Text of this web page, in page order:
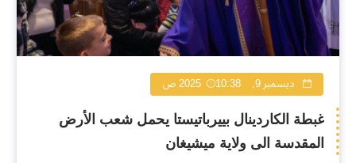
ديسمبر 9, 2025 10:38 ص
غبطة الكاردينال بييرباتيستا يحمل شعب الأرض
المقدسة الى ولاية ميشيغان